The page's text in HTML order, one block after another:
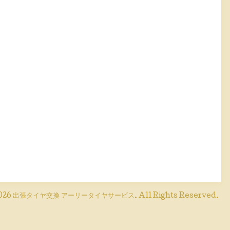
出張タイヤ交換 アーリータイヤサービス . All Rights Reserved.